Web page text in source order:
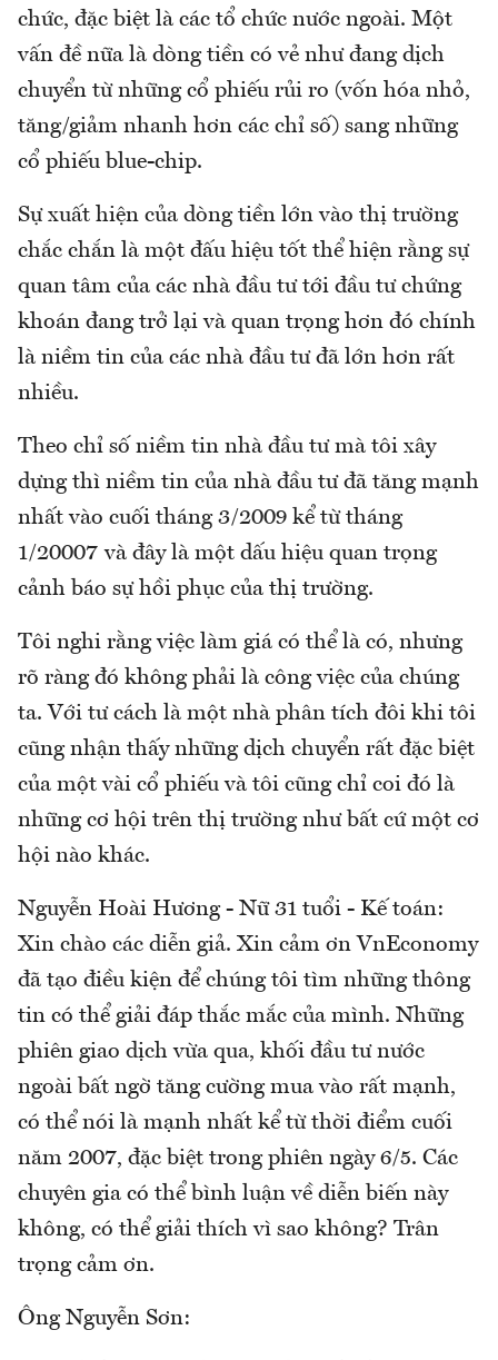
chức, đặc biệt là các tổ chức nước ngoài. Một
vấn đề nữa là dòng tiền có vẻ như đang dịch
chuyển từ những cổ phiếu rủi ro (vốn hóa nhỏ,
tăng/giảm nhanh hơn các chỉ số) sang những
cổ phiếu blue-chip.
Sự xuất hiện của dòng tiền lớn vào thị trường
chắc chắn là một đấu hiệu tốt thể hiện rằng sự
quan tâm của các nhà đầu tư tới đầu tư chứng
khoán đang trở lại và quan trọng hơn đó chính
là niềm tin của các nhà đầu tư đã lớn hơn rất
nhiều.
Theo chỉ số niềm tin nhà đầu tư mà tôi xây
dựng thì niềm tin của nhà đầu tư đã tăng mạnh
nhất vào cuối tháng 3/2009 kể từ tháng
1/20007 và đây là một dấu hiệu quan trọng
cảnh báo sự hồi phục của thị trường.
Tôi nghi rằng việc làm giá có thể là có, nhưng
rõ ràng đó không phải là công việc của chúng
ta. Với tư cách là một nhà phân tích đôi khi tôi
cũng nhận thấy những dịch chuyển rất đặc biệt
của một vài cổ phiếu và tôi cũng chỉ coi đó là
những cơ hội trên thị trường như bất cứ một cơ
hội nào khác.
Nguyễn Hoài Hương - Nữ 31 tuổi - Kế toán:
Xin chào các diễn giả. Xin cảm ơn VnEconomy
đã tạo điều kiện để chúng tôi tìm những thông
tin có thể giải đáp thắc mắc của mình. Những
phiên giao dịch vừa qua, khối đầu tư nước
ngoài bất ngờ tăng cường mua vào rất mạnh,
có thể nói là mạnh nhất kể từ thời điểm cuối
năm 2007, đặc biệt trong phiên ngày 6/5. Các
chuyên gia có thể bình luận về diễn biến này
không, có thể giải thích vì sao không? Trân
trọng cảm ơn.
Ông Nguyễn Sơn: